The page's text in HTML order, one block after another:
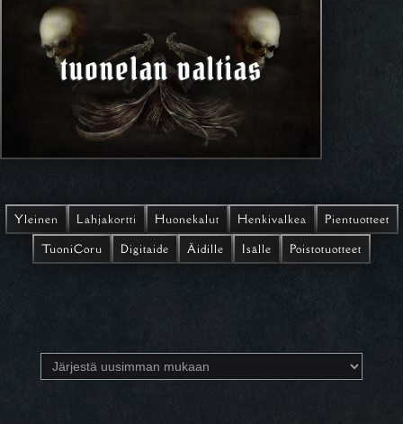
tuonelan valtias
Yleinen Lahjakortti Huonekalut Henkivalkea
Pientuotteet
TuoniCoru
Digitaide Äidille Isälle Poistotuotteet